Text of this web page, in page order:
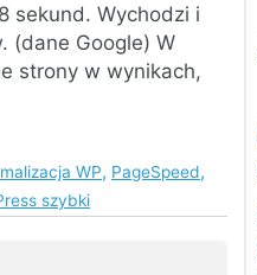
sekund. Wychodzi i
(dane Google) W
strony w wynikach,
WP, PageSpeed,
szybki